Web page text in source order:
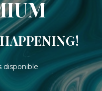
disponible